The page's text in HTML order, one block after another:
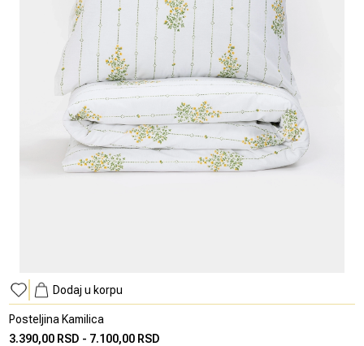
Dodaj u korpu
Posteljina Kamilica
3.390,00 RSD - 7.100,00 RSD